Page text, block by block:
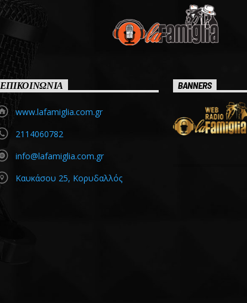
ΕΠΙΚΟΙΝΩΝΙΑ
www.lafamiglia.com.gr
2114060782
info@lafamiglia.com.gr
Καυκάσου 25, Κορυδαλλός
BANNERS